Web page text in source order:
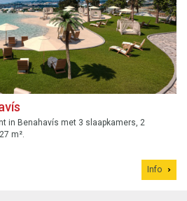
in Benahavís met 3 slaapkamers, 2
m².
Info